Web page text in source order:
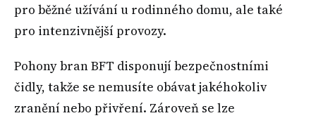
pro běžné užívání u rodinného domu, ale také
pro intenzivnější provozy.
Pohony bran BFT disponují bezpečnostními
čidly, takže se nemusíte obávat jakéhokoliv
zranění nebo přivření. Zároveň se lze